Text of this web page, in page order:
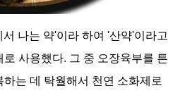
나는 약'이라 하여 '산약'이라고
사용했다. 그 중 오장육부를 튼
는 데 탁월해서 천연 소화제로